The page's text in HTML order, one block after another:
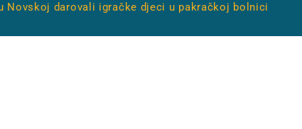
Novskoj darovali igračke djeci u pakračkoj bolnici